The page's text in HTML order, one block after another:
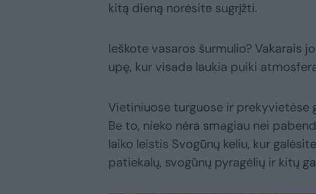
kitą dieną norėsite sugrįžti.
Ieškote vasaros šurmulio? Vakarais
upę, kur visada laukia puiki
Vietiniuose turguose ir prekyvietėse
Be to, nieko nėra smagiau nei
laiko leistis Svogūnų keliu, kur
patiekalų, svogūnų pyragėlių ir kitų